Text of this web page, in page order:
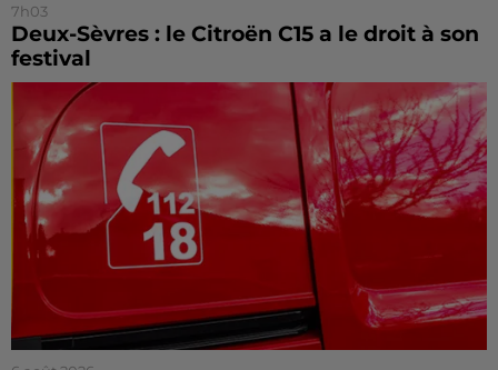
7h03
Deux-Sèvres : le Citroën C15 a le droit à son
festival